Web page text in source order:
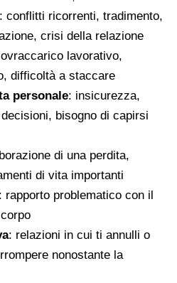
: conflitti ricorrenti, tradimento,
crisi della relazione
lavorativo,
difficoltà a staccare
personale: insicurezza,
bisogno di capirsi
di una perdita,
di vita importanti
: rapporto problematico con il
: relazioni in cui ti annulli o
nonostante la